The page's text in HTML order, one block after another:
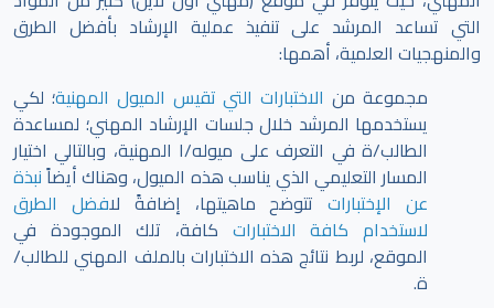
التي تساعد المرشد على تنفيذ عملية الإرشاد بأفضل الطرق
والمنهجيات العلمية، أهمها:
مجموعة من الاختبارات التي تقيس الميول المهنية؛ لكي
يستخدمها المرشد خلال جلسات الإرشاد المهني؛ لمساعدة
الطالب/ة في التعرف على ميوله/ا المهنية، وبالتالي اختيار
المسار التعليمي الذي يناسب هذه الميول، وهناك أيضاًنبذة
عن الإختباراتتتوضح ماهيتها، إضافةً لافضل الطرق
لاستخدام كافة الاختبارات كافة، تلك الموجودة في
الموقع، لربط نتائج هذه الاختبارات بالملف المهني للطالب/
ة.